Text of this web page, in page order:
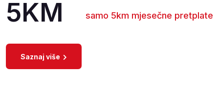
5KM samo 5km mjesečne pretplate
Saznaj više